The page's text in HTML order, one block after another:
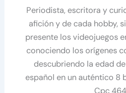
Periodista, escritora y
afición y de cada hobby,
presente los videojuegos
conociendo los orígenes
descubriendo la edad
español en un auténtico 8